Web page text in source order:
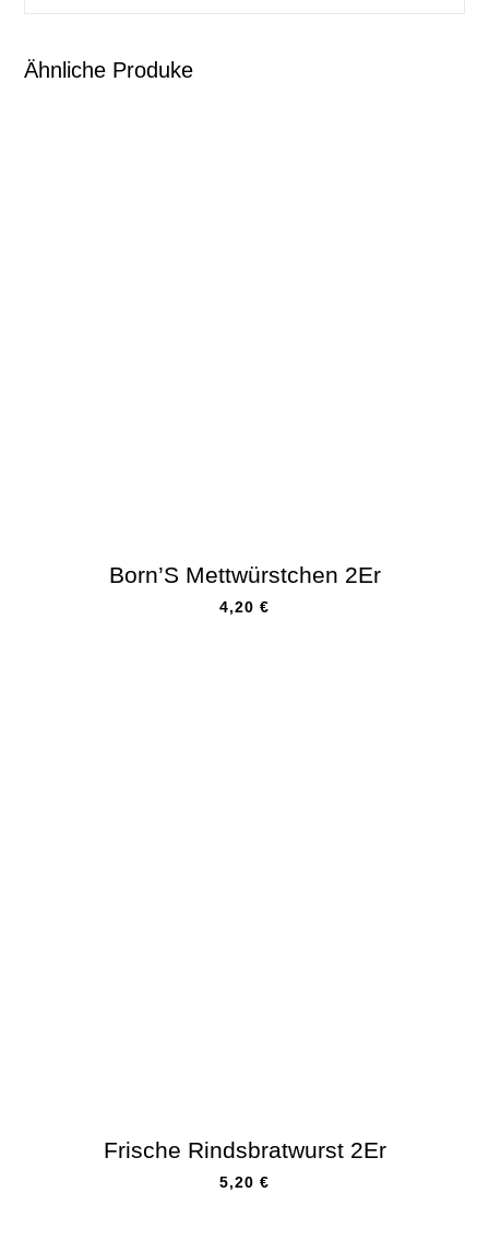
Ähnliche Produke
Born’S Mettwürstchen 2Er
4,20 €
Frische Rindsbratwurst 2Er
5,20 €